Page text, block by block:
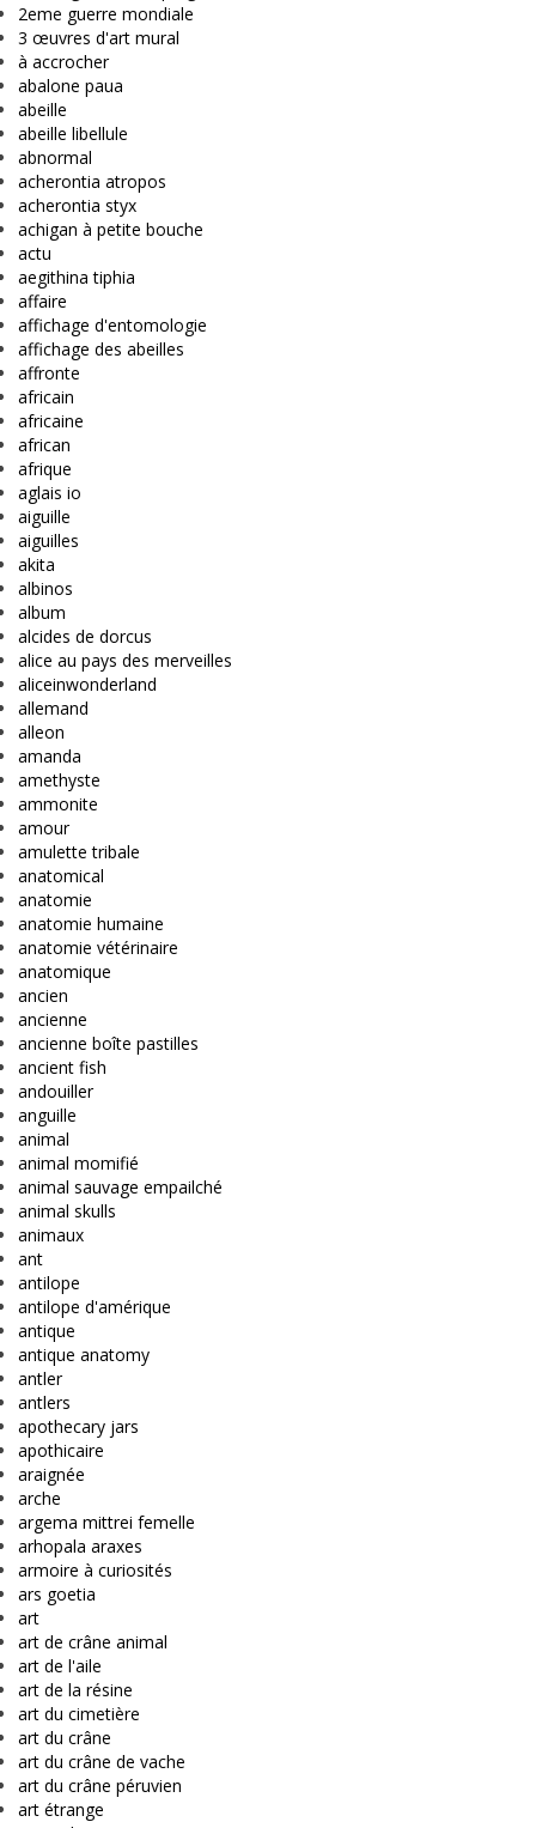
2eme guerre mondiale
3 œuvres d'art mural
à accrocher
abalone paua
abeille
abeille libellule
abnormal
acherontia atropos
acherontia styx
achigan à petite bouche
actu
aegithina tiphia
affaire
affichage d'entomologie
affichage des abeilles
affronte
africain
africaine
african
afrique
aglais io
aiguille
aiguilles
akita
albinos
album
alcides de dorcus
alice au pays des merveilles
aliceinwonderland
allemand
alleon
amanda
amethyste
ammonite
amour
amulette tribale
anatomical
anatomie
anatomie humaine
anatomie vétérinaire
anatomique
ancien
ancienne
ancienne boîte pastilles
ancient fish
andouiller
anguille
animal
animal momifié
animal sauvage empailché
animal skulls
animaux
ant
antilope
antilope d'amérique
antique
antique anatomy
antler
antlers
apothecary jars
apothicaire
araignée
arche
argema mittrei femelle
arhopala araxes
armoire à curiosités
ars goetia
art
art de crâne animal
art de l'aile
art de la résine
art du cimetière
art du crâne
art du crâne de vache
art du crâne péruvien
art étrange